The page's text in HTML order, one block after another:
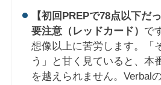
【初回PREPで78点以下だっ
要注意（レッドカード） で
想像以上に苦労します。「
う」と甘く見ていると、本
を越えられません。Verbal